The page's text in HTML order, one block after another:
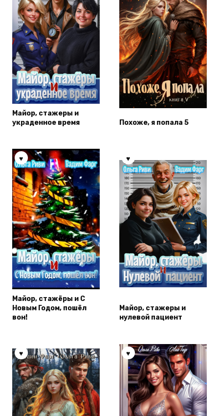
Майор, стажеры и
украденное время
Похоже, я попала 5
Майор, стажёры и С
Новым Годом, пошёл
вон!
Майор, стажеры и
нулевой пациент